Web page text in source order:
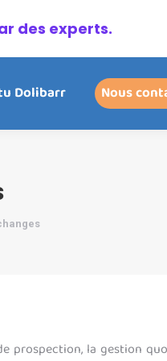
Dolibarr Nous
prospection, la gestion
des experts.